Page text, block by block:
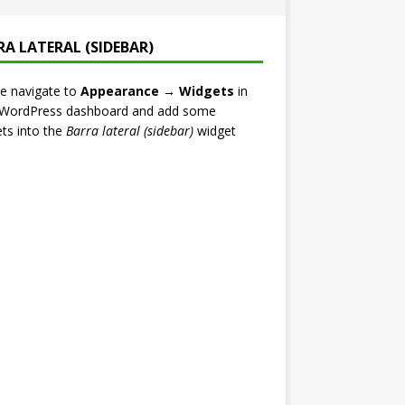
LATERAL (SIDEBAR)
navigate to Appearance → Widgets in
dashboard and add some
into the Barra lateral (sidebar)widget